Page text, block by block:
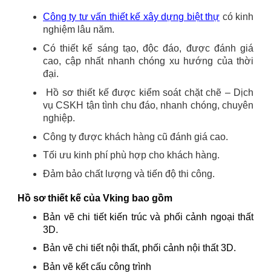
Công ty tư vấn thiết kế xây dựng biệt thự có kinh
nghiệm lâu năm.
Có thiết kế sáng tạo, độc đáo, được đánh giá
cao, cập nhất nhanh chóng xu hướng của thời
đại.
Hồ sơ thiết kế được kiểm soát chặt chẽ – Dịch
vụ CSKH tận tình chu đáo, nhanh chóng, chuyên
nghiệp.
Công ty được khách hàng cũ đánh giá cao.
Tối ưu kinh phí phù hợp cho khách hàng.
Đảm bảo chất lượng và tiến độ thi công.
Hồ sơ thiết kế của Vking bao gồm
Bản vẽ chi tiết kiến trúc và phối cảnh ngoại thất
3D.
Bản vẽ chi tiết nội thất, phối cảnh nội thất 3D.
Bản vẽ kết cấu công trình